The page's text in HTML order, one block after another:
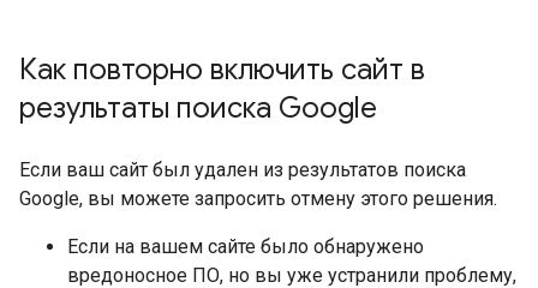
Как повторно включить сайт в
результаты поиска Google
Если ваш сайт был удален из результатов поиска
Google, вы можете запросить отмену этого решения.
Если на вашем сайте было обнаружено
вредоносное ПО, но вы уже устранили проблему,